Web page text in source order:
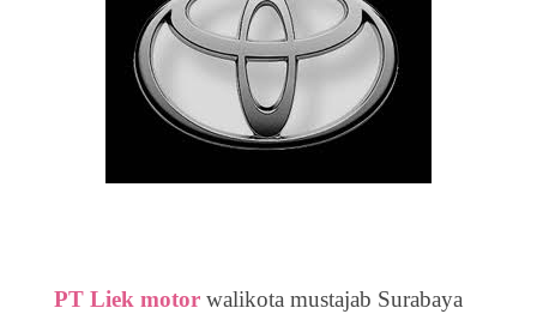
PT Liek motor walikota mustajab Surabaya